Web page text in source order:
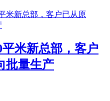
米新总部，客户
批量生产